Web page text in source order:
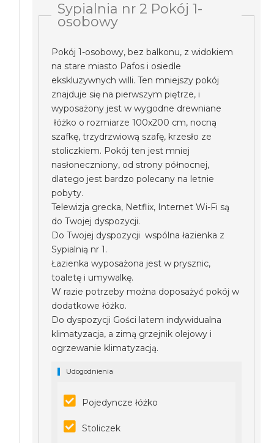
Sypialnia nr 2 Pokój 1-
osobowy
Pokój 1-osobowy, bez balkonu, z widokiem
na stare miasto Pafos i osiedle
ekskluzywnych willi. Ten mniejszy pokój
znajduje się na pierwszym piętrze, i
wyposażony jest w wygodne drewniane
łóżko o rozmiarze 100x200 cm, nocną
szafkę, trzydrzwiową szafę, krzesło ze
stoliczkiem. Pokój ten jest mniej
nasłoneczniony, od strony północnej,
dlatego jest bardzo polecany na letnie
pobyty.
Telewizja grecka, Netflix, Internet Wi-Fi są
do Twojej dyspozycji.
Do Twojej dyspozycji wspólna łazienka z
Sypialnią nr 1.
Łazienka wyposażona jest w prysznic,
toaletę i umywalkę.
W razie potrzeby można doposażyć pokój w
dodatkowe łóżko.
Do dyspozycji Gości latem indywidualna
klimatyzacja, a zimą grzejnik olejowy i
ogrzewanie klimatyzacją.
Udogodnienia
Pojedyncze łóżko
Stoliczek